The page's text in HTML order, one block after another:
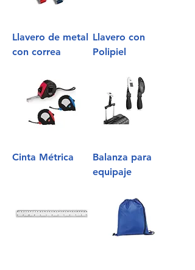
Llavero de metal
con correa
Llavero con
Polipiel
Cinta Métrica
Balanza para
equipaje